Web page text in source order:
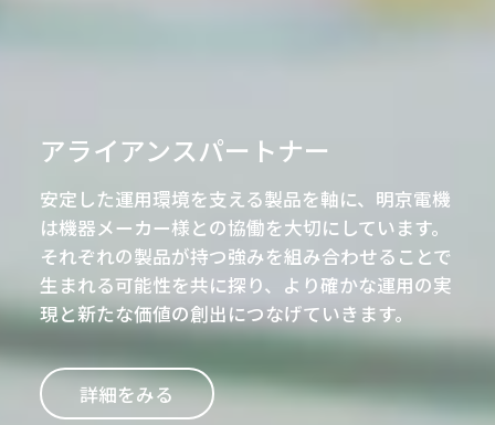
アライアンスパートナー
安定した運用環境を支える製品を軸に、明京電機
は機器メーカー様との協働を大切にしています。
それぞれの製品が持つ強みを組み合わせることで
生まれる可能性を共に探り、より確かな運用の実
現と新たな価値の創出につなげていきます。
詳細をみる